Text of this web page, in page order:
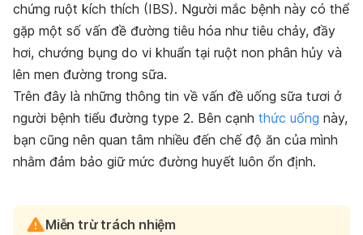
chứng ruột kích thích (IBS). Người mắc bệnh này có thể
gặp một số vấn đề đường tiêu hóa như tiêu chảy, đầy
hơi, chướng bụng do vi khuẩn tại ruột non phân hủy và
lên men đường trong sữa.
Trên đây là những thông tin về vấn đề uống sữa tươi ở
người bệnh tiểu đường type 2. Bên cạnh thức uống này,
bạn cũng nên quan tâm nhiều đến chế độ ăn của mình
nhằm đảm bảo giữ mức đường huyết luôn ổn định.
Miễn trừ trách nhiệm